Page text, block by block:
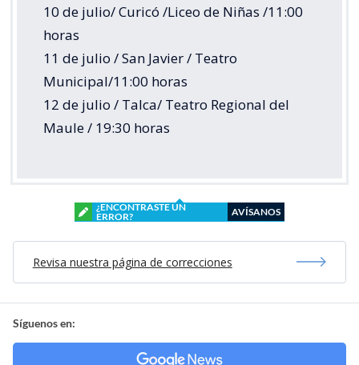
10 de julio/ Curicó /Liceo de Niñas /11:00
horas
11 de julio / San Javier / Teatro
Municipal/11:00 horas
12 de julio / Talca/ Teatro Regional del
Maule / 19:30 horas
¿ENCONTRASTE UN
ERROR?
AVÍSANOS
Revisa nuestra página de correcciones
Síguenos en: